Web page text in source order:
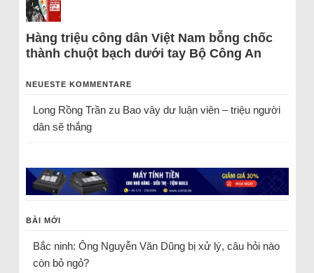
Hàng triệu công dân Việt Nam bỗng chốc
thành chuột bạch dưới tay Bộ Công An
NEUESTE KOMMENTARE
Long Rồng Trầnzu Bao vây dư luận viên – triệu người
dân sẽ thắng
BÀI MỚI
Bắc ninh: Ông Nguyễn Văn Dũng bị xử lý, câu hỏi nào
còn bỏ ngỏ?